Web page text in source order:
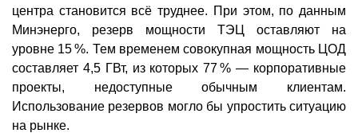
центра становится всё труднее. При этом, по данным
Минэнерго, резерв мощности ТЭЦ оставляют на
уровне 15 %. Тем временем совокупная мощность ЦОД
составляет 4,5 ГВт, из которых 77 % — корпоративные
проекты, недоступные обычным клиентам.
Использование резервов могло бы упростить ситуацию
на рынке.